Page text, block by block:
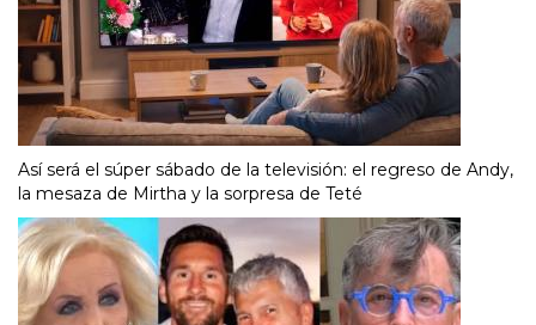
Así será el súper sábado de la televisión: el regreso de Andy,
la mesaza de Mirtha y la sorpresa de Teté